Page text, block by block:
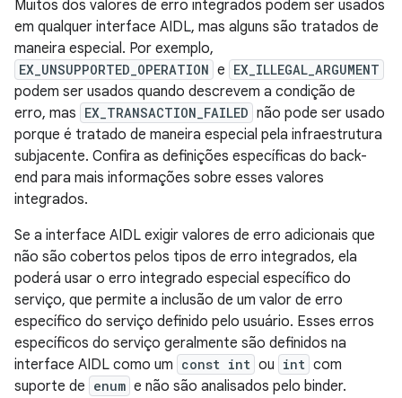
Muitos dos valores de erro integrados podem ser usados
em qualquer interface AIDL, mas alguns são tratados de
maneira especial. Por exemplo,
EX_UNSUPPORTED_OPERATION e EX_ILLEGAL_ARGUMENT
podem ser usados quando descrevem a condição de
erro, mas EX_TRANSACTION_FAILED não pode ser usado
porque é tratado de maneira especial pela infraestrutura
subjacente. Confira as definições específicas do back-
end para mais informações sobre esses valores
integrados.
Se a interface AIDL exigir valores de erro adicionais que
não são cobertos pelos tipos de erro integrados, ela
poderá usar o erro integrado especial específico do
serviço, que permite a inclusão de um valor de erro
específico do serviço definido pelo usuário. Esses erros
específicos do serviço geralmente são definidos na
interface AIDL como um const int ou int com
suporte de enum e não são analisados pelo binder.